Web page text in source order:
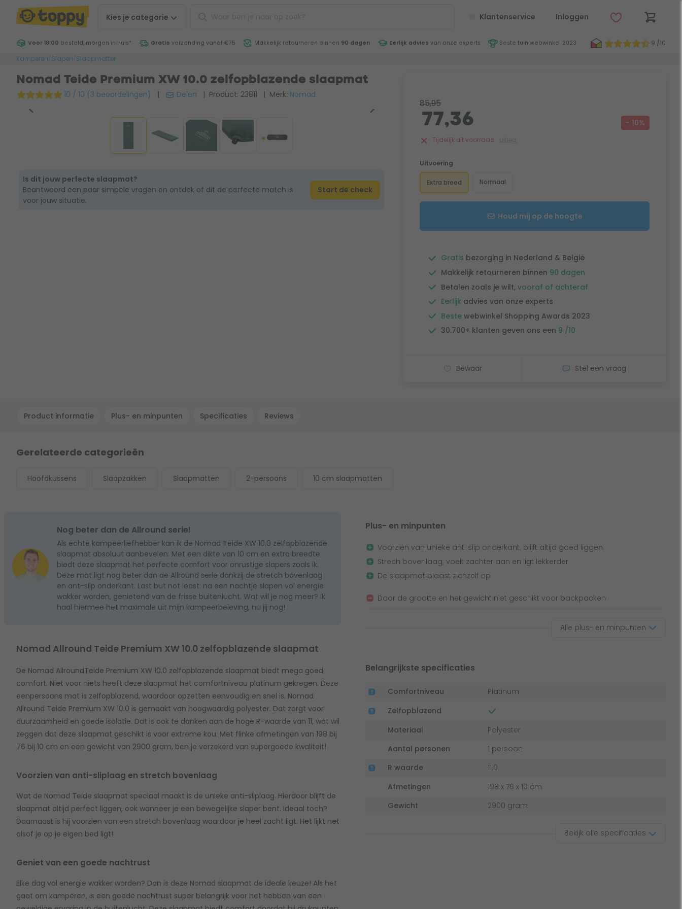
Kies je categorie Klantenservice Inloggen
Voor 18:00 besteld, morgen in huis* Gratis verzending vanaf €75 Makkelijk retourneren binnen 90 dagen Eerlijk advies van onze experts Beste tuin webwinkel 2023
9 /10
Kamperen Slapen Slaapmatten
Nomad Teide Premium XW 10.0 zelfopblazende slaapmat
10 / 10 (3 beoordelingen) | Delen | Product: 23811 | Merk: Nomad
Is dit jouw perfecte slaapmat?
Beantwoord een paar simpele vragen en ontdek of dit de perfecte match is
voor jouw situatie.
Start de check
85,95
77,36 - 10%
Tijdelijk uit voorraad
Uitvoering
Extra breed Normaal
Houd mij op de hoogte
Gratis bezorging in Nederland & België
Makkelijk retourneren binnen 90 dagen
Betalen zoals je wilt, vooraf of achteraf
Eerlijk advies van onze experts
Bestewebwinkel Shopping Awards 2023
30.700+ klanten geven ons een 9 /10
Bewaar Stel een vraag
Product informatie Plus- en minpunten Specificaties Reviews
Gerelateerde categorieën
Hoofdkussens Slaapzakken Slaapmatten 2-persoons 10 cm slaapmatten
Nog beter dan de Allround serie!
Als echte kampeerliefhebber kan ik de Nomad Teide XW 10.0 zelfopblazende
slaapmat absoluut aanbevelen. Met een dikte van 10 cm en extra breedte
biedt deze slaapmat het perfecte comfort voor onrustige slapers zoals ik.
Deze mat ligt nog beter dan de Allround serie dankzij de stretch bovenlaag
en ant-slip onderkant. Last but not least: na een nachtje slapen vol energie
wakker worden, genietend van de frisse buitenlucht. Wat wil je nog meer? Ik
haal hiermee het maximale uit mijn kampeerbeleving, nu jij nog!
Nomad Allround Teide Premium XW 10.0 zelfopblazende slaapmat
De Nomad AllroundTeide Premium XW 10.0 zelfopblazende slaapmat biedt mega goed
comfort. Niet voor niets heeft deze slaapmat het comfortniveau platinum gekregen. Deze
eenpersoons mat is zelfopblazend, waardoor opzetten eenvoudig en snel is. Nomad
Allround Teide Premium XW 10.0 is gemaakt van hoogwaardig polyester. Dat zorgt voor
duurzaamheid en goede isolatie. Dat is ook te danken aan de hoge R-waarde van 11, wat wil
zeggen dat deze slaapmat geschikt is voor extreme kou. Met flinke afmetingen van 198 bij
76 bij 10 cm en een gewicht van 2900 gram, ben je verzekerd van supergoede kwaliteit!
Voorzien van anti-sliplaag en stretch bovenlaag
Wat de Nomad Teide slaapmat speciaal maakt is de unieke anti-sliplaag. Hierdoor blijft de
slaapmat altijd perfect liggen, ook wanneer je een bewegelijke slaper bent. Ideaal toch?
Daarnaast is hij voorzien van een stretch bovenlaag waardoor je heel zacht ligt. Het lijkt net
alsof je op je eigen bed ligt!
Geniet van een goede nachtrust
Elke dag vol energie wakker worden? Dan is deze Nomad slaapmat de ideale keuze! Als het
gaat om kamperen, is een goede nachtrust super belangrijk voor het hebben van een
Plus- en minpunten
Voorzien van unieke ant-slip onderkant; blijft altijd goed liggen
Strech bovenlaag; voelt zachter aan en ligt lekkerder
De slaapmat blaast zichzelf op
Door de grootte en het gewicht niet geschikt voor backpacken
Alle plus- en minpunten
Belangrijkste specificaties
Comfortniveau
Platinum
Zelfopblazend
Materiaal
Polyester
Aantal personen
1 persoon
R waarde
11.0
Afmetingen
198 x 76 x 10 cm
Gewicht
2900 gram
Bekijk alle specificaties